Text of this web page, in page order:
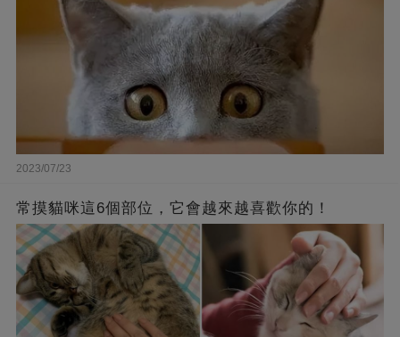
2023/07/23
常摸貓咪這6個部位，它會越來越喜歡你的！